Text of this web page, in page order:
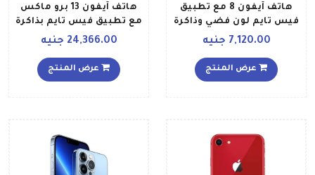
هاتف آيفون 8 مع تطبيق
فيس تايم لون فضي وذاكرة
داخلية سعة 64 غيغابايت
LTE
7,120.00 جنيه
عرض المنتج
هاتف آيفون 13 برو ماكس
مع تطبيق فيس تايم بذاكرة
داخلية 128 جيجابايت وتقنية
الولايات المتحدة الأمريكية
24,366.00 جنيه
عرض المنتج